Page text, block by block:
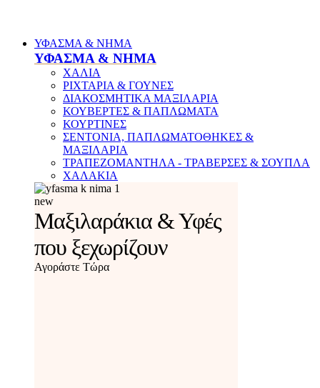
ΥΦΑΣΜΑ & ΝΗΜΑ
ΥΦΑΣΜΑ & ΝΗΜΑ
ΧΑΛΙΑ
ΡΙΧΤΑΡΙΑ & ΓΟΥΝΕΣ
ΔΙΑΚΟΣΜΗΤΙΚΑ ΜΑΞΙΛΑΡΙΑ
ΚΟΥΒΕΡΤΕΣ & ΠΑΠΛΩΜΑΤΑ
ΚΟΥΡΤΙΝΕΣ
ΣΕΝΤΟΝΙΑ, ΠΑΠΛΩΜΑΤΟΘΗΚΕΣ &
ΜΑΞΙΛΑΡΙΑ
ΤΡΑΠΕΖΟΜΑΝΤΗΛΑ - ΤΡΑΒΕΡΣΕΣ & ΣΟΥΠΛΑ
ΧΑΛΑΚΙΑ
new
Μαξιλαράκια & Υφές
που ξεχωρίζουν
Αγοράστε Τώρα